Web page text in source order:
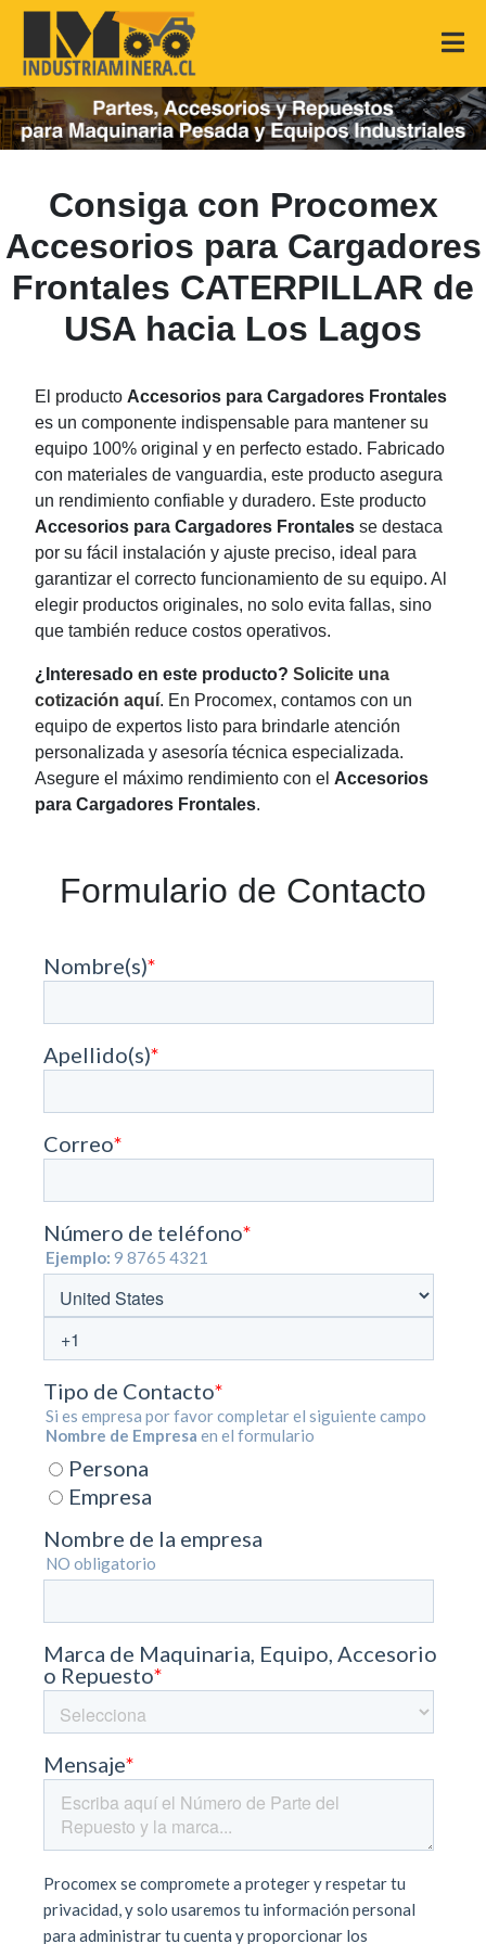
Consiga con Procomex
Accesorios para Cargadores
Frontales CATERPILLAR de
USA hacia Los Lagos
El producto Accesorios para Cargadores Frontales
es un componente indispensable para mantener su
equipo 100% original y en perfecto estado. Fabricado
con materiales de vanguardia, este producto asegura
un rendimiento confiable y duradero. Este producto
Accesorios para Cargadores Frontales se destaca
por su fácil instalación y ajuste preciso, ideal para
garantizar el correcto funcionamiento de su equipo. Al
elegir productos originales, no solo evita fallas, sino
que también reduce costos operativos.
¿Interesado en este producto? Solicite una
cotización aquí. En Procomex, contamos con un
equipo de expertos listo para brindarle atención
personalizada y asesoría técnica especializada.
Asegure el máximo rendimiento con el Accesorios
para Cargadores Frontales.
Formulario de Contacto